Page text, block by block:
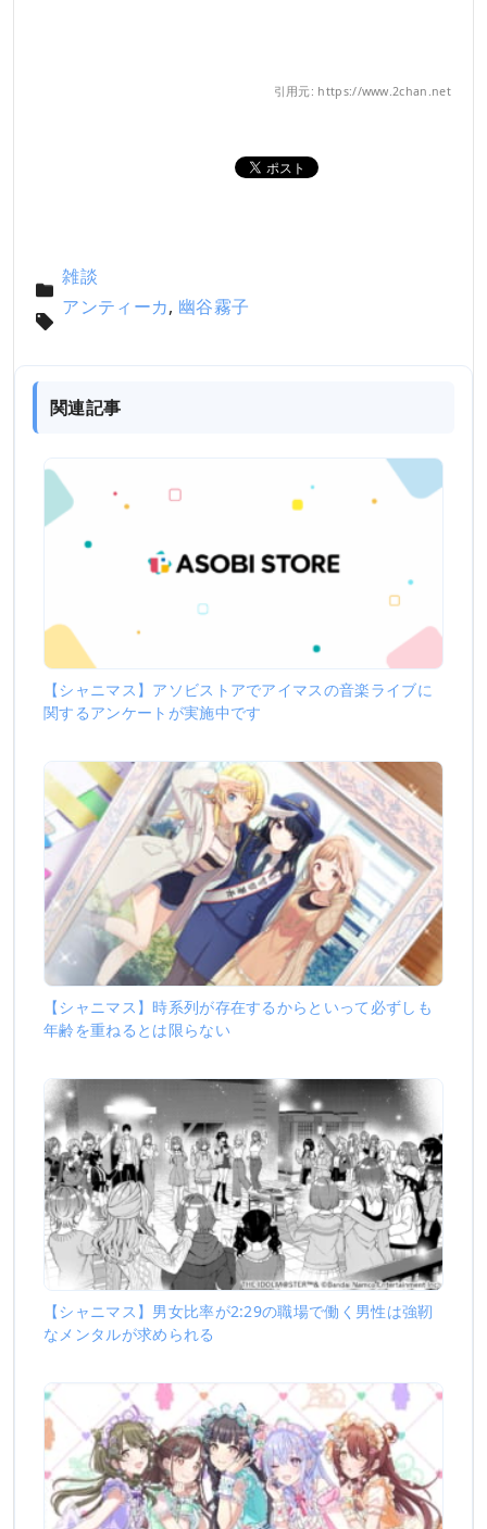
引用元: https://www.2chan.net
雑談
アンティーカ, 幽谷霧子
関連記事
【シャニマス】アソビストアでアイマスの音楽ライブに
関するアンケートが実施中です
【シャニマス】時系列が存在するからといって必ずしも
年齢を重ねるとは限らない
【シャニマス】男女比率が2:29の職場で働く男性は強靭
なメンタルが求められる